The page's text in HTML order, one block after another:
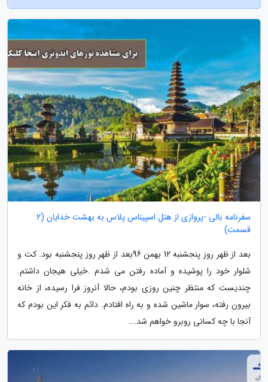
سفرنامه بالی -پروازی از هتل اسپیناس پلاس به بهشت خدایان (2
قسمت)
بعد از ظهر روز پنجشنبه 12 بهمن 96بعد از ظهر روز پنجشنبه بود. کت و
شلوار خود را پوشیده و آماده رفتن می شدم .خیلی هیجان داشتم.
چندیست که منتظر چنین روزی بودم، حالا آنروز فرا رسیده، از خانه
بیرون رفته، سوار ماشین شده و به راه افتادم. دائم به فکر این بودم که
آنجا با چه کسانی روبرو خواهم شد...